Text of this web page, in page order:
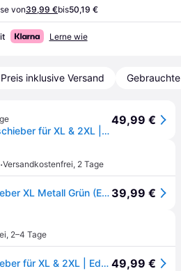
von39,99 €bis50,19 €
Lerne wie
Preis inklusive Versand
Big Green Egg Ascheschieber für XL & 2XL | Edelstahl
49,99 €
·Versandkostenfrei, 2 Tage
Big Green Egg Ascheschieber XL Metall Grün (Extra Large) 39,99 €
, 2–4 Tage
Big Green Egg Ascheschieber für XL & 2XL | Edelstahl 49,99 €